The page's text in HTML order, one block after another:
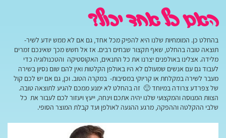
האם כל אחד יכול?
בהחלט כן. המומחיות שלנו היא להפיק מכל אחד, גם אם לא ממש יודע לשיר-
תוצאה טובה בהחלט, שאף תקצור שבחים רבים. אז אל חשש מכך שאינכם זמרים
מלידה. אצלינו באולפנים יצרנו את כל התנאים, האקוסטיקה והטכנולוגיה כדי
לעבוד גם עם אנשים שמעולם לא היו באולפן הקלטות ואין להם שום נסיון בשירה
מעבר לשירה במקלחת או קריוקי במסיבות- במקרה הטוב. וכן, גם אם יש לכם קול
של צפרדע צרודה במיוחד 🙂 זה בהחלט לא ימנע ממכם להגיע לתוצאה טובה.
הצוות המנוסה והמקצועי שלנו יהיה אתכם וינחה, ייעץ ויעזור לכם לעבור את כל
שלבי ההקלטה וההפקה, מרגע ההגעה לאולפן ועד קבלת המוצר הסופי.